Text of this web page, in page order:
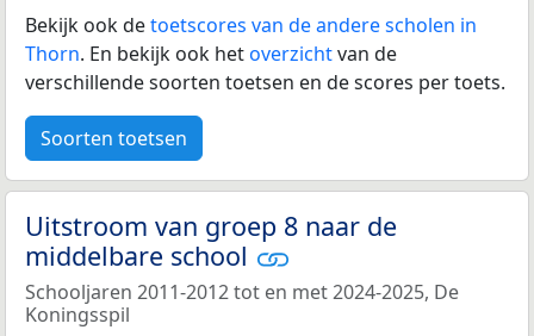
Bekijk ook detoetscores van de andere scholen in
Thorn. En bekijk ook hetoverzichtvan de
verschillende soorten toetsen en de scores per toets.
Soorten toetsen
Uitstroom van groep 8 naar de
middelbare school
Schooljaren 2011-2012 tot en met 2024-2025, De
Koningsspil